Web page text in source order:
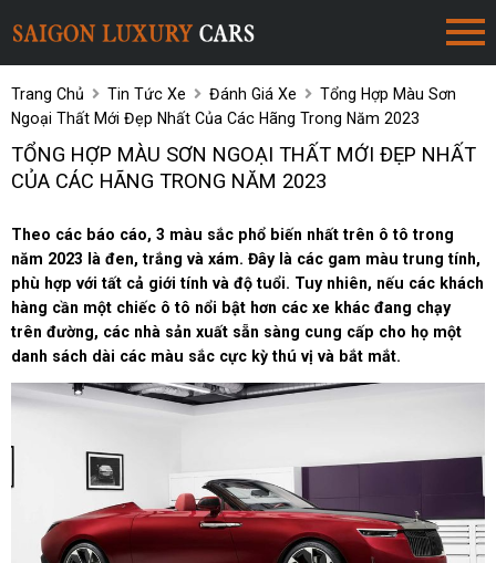
Trang Chủ Tin Tức Xe Đánh Giá Xe
Tổng Hợp Màu Sơn
Ngoại Thất Mới Đẹp Nhất Của Các Hãng Trong Năm 2023
TỔNG HỢP MÀU SƠN NGOẠI THẤT MỚI ĐẸP NHẤT
CỦA CÁC HÃNG TRONG NĂM 2023
Theo các báo cáo, 3 màu sắc phổ biến nhất trên ô tô trong
năm 2023 là đen, trắng và xám. Đây là các gam màu trung tính,
phù hợp với tất cả giới tính và độ tuổi. Tuy nhiên, nếu các khách
hàng cần một chiếc ô tô nổi bật hơn các xe khác đang chạy
trên đường, các nhà sản xuất sẵn sàng cung cấp cho họ một
danh sách dài các màu sắc cực kỳ thú vị và bắt mắt.